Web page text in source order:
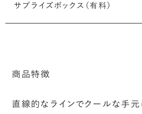
いデザインがご
ルなメッセージを無料で刻印すること
けでなく購入後の刻印も、リングに初
サプライズボックス（有料）
商品特徴
直線的なラインでクールな手元